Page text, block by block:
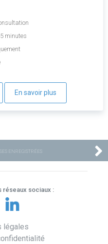
minutes
En savoir plus
ENREGISTRÉES
réseaux sociaux :
légales